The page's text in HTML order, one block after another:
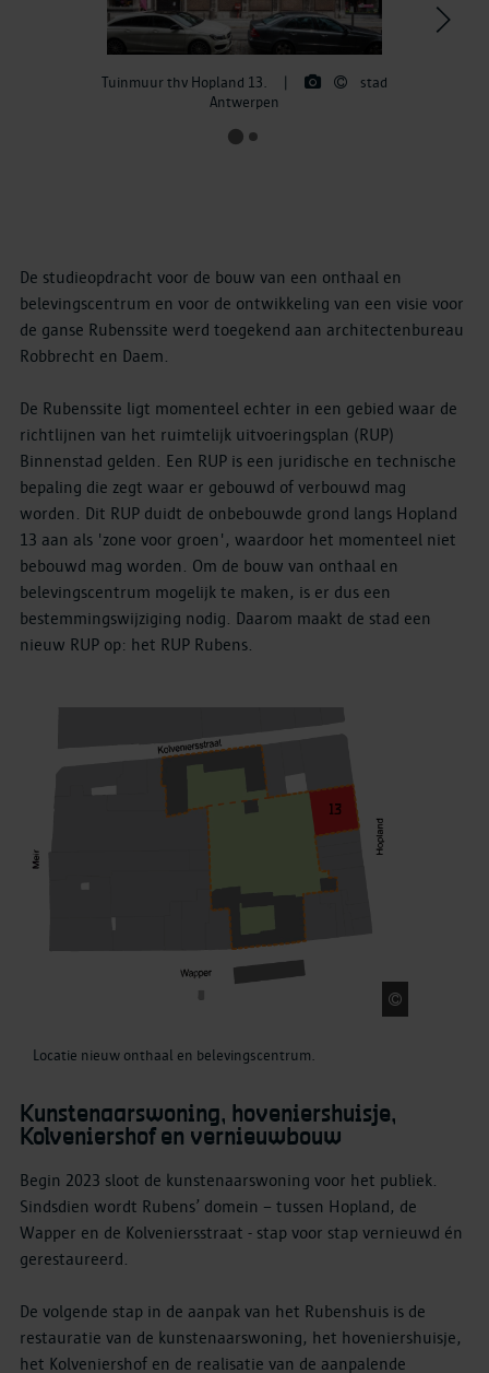
Tuinmuur thv Hopland 13.
stad
Antwerpen
>
De studieopdracht voor de bouw van een onthaal en
belevingscentrum en voor de ontwikkeling van een visie voor
de ganse Rubenssite werd toegekend aan architectenbureau
Robbrecht en Daem.
De Rubenssite ligt momenteel echter in een gebied waar de
richtlijnen van het ruimtelijk uitvoeringsplan (RUP)
Binnenstad gelden. Een RUP is een juridische en technische
bepaling die zegt waar er gebouwd of verbouwd mag
worden. Dit RUP duidt de onbebouwde grond langs Hopland
13 aan als 'zone voor groen', waardoor het momenteel niet
bebouwd mag worden. Om de bouw van onthaal en
belevingscentrum mogelijk te maken, is er dus een
bestemmingswijziging nodig. Daarom maakt de stad een
nieuw RUP op: het RUP Rubens.
Locatie nieuw onthaal en belevingscentrum.
Kunstenaarswoning, hoveniershuisje,
Kolveniershof en vernieuwbouw
Begin 2023 sloot de kunstenaarswoning voor het publiek.
Sindsdien wordt Rubens’ domein – tussen Hopland, de
Wapper en de Kolveniersstraat - stap voor stap vernieuwd én
gerestaureerd.
De volgende stap in de aanpak van het Rubenshuis is de
restauratie van de kunstenaarswoning, het hoveniershuisje,
het Kolveniershof en de realisatie van de aanpalende